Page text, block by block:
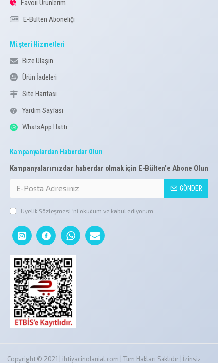
Favori Ürünlerim
E-Bülten Aboneliği
Müşteri Hizmetleri
Bize Ulaşın
Ürün İadeleri
Site Haritası
Yardım Sayfası
WhatsApp Hattı
Kampanyalardan Haberdar Olun
Kampanyalarımızdan haberdar olmak için E-Bülten'e Abone Olun
GÖNDER
Üyelik Sözleşmesi 'ni okudum ve kabul ediyorum.
Copyright © 2021 | ihtiyacinolanial.com | Tüm Hakları Saklıdır | İzinsiz